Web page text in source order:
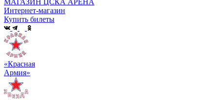
Интернет-магазин
Купить билеты
«Красная
Армия»